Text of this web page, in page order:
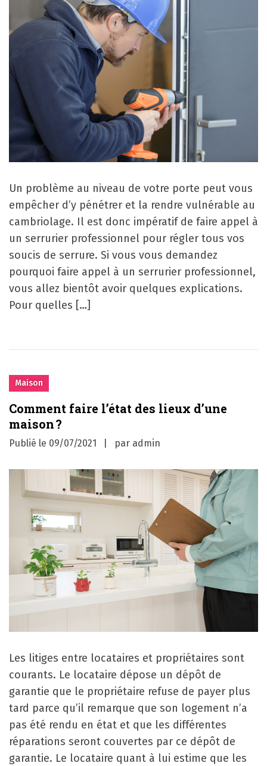
Un problème au niveau de votre porte peut vous
empêcher d’y pénétrer et la rendre vulnérable au
cambriolage. Il est donc impératif de faire appel à
un serrurier professionnel pour régler tous vos
soucis de serrure. Si vous vous demandez
pourquoi faire appel à un serrurier professionnel,
vous allez bientôt avoir quelques explications.
Pour quelles […]
Maison
Comment faire l’état des lieux d’une
maison ?
Publié le 09/07/2021 par admin
Les litiges entre locataires et propriétaires sont
courants. Le locataire dépose un dépôt de
garantie que le propriétaire refuse de payer plus
tard parce qu’il remarque que son logement n’a
pas été rendu en état et que les différentes
réparations seront couvertes par ce dépôt de
garantie. Le locataire quant à lui estime que les